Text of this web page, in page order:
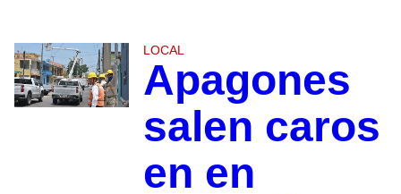
LOCAL
Apagones
salen caros
en en